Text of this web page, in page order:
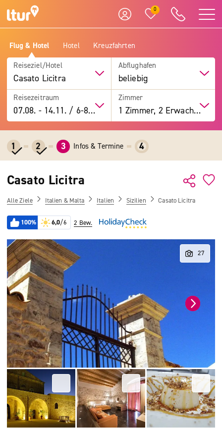
0
Flug & Hotel Hotel Kreuzfahrten
Reiseziel/Hotel
Casato Licitra
Abflughafen
beliebig
Reisezeitraum
07.08. -14.11. / 6-8 Tage
Zimmer
1 Zimmer, 2 Erwachsene
1 2 3 Infos & Termine 4
Casato Licitra
Alle Ziele Italien & Malta Italien Sizilien Casato Licitra
100% 6,0/6 2 Bew.